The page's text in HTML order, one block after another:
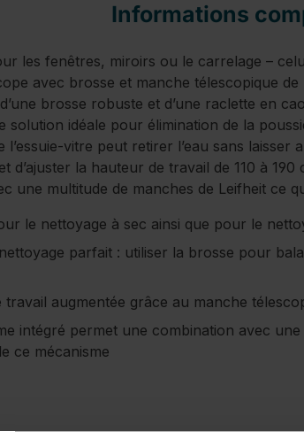
Informations
les fenêtres, miroirs ou le carrelage –
avec brosse et manche télescopique
brosse robuste et d’une raclette en
solution idéale pour élimination de la
l’essuie-vitre peut retirer l’eau sans
d’ajuster la hauteur de travail de 110 à
une multitude de manches de Leifheit ce
le nettoyage à sec ainsi que pour le
parfait : utiliser la brosse pour
travail augmentée grâce au manche
intégré permet une combination avec
ce mécanisme